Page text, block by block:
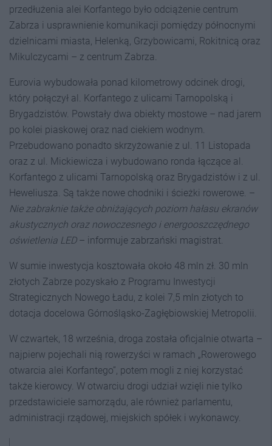
przedłużenia alei Korfantego było odciążenie centrum
Zabrza i usprawnienie komunikacji pomiędzy północnymi
dzielnicami miasta, Helenką, Grzybowicami, Rokitnicą oraz
Mikulczycami – z centrum Zabrza.
Eurovia wybudowała ponad kilometrowy odcinek drogi,
który połączył al. Korfantego z ulicami Tarnopolską i
Brygadzistów. Powstały dwa obiekty mostowe – nad jarem
po kolei piaskowej oraz nad ciekiem wodnym.
Przebudowano ponadto skrzyżowanie z ul. 11 Listopada
oraz z ul. Mickiewicza i wybudowano ronda łączące al.
Korfantego z ulicami Tarnopolską oraz Brygadzistów i z ul.
Heweliusza. Są także nowe chodniki i ścieżki rowerowe. –
Nie zabraknie także obniżających poziom hałasu ekranów
akustycznych oraz nowoczesnego i energooszczędnego
oświetlenia LED– informuje zabrzański magistrat.
W sumie inwestycja kosztowała około 48 mln zł. 30 mln
złotych Zabrze pozyskało z Programu Inwestycji
Strategicznych Nowego Ładu, z kolei 7,5 mln złotych to
dotacja docelowa Górnośląsko-Zagłębiowskiej Metropolii.
W czwartek, 18 września, droga została oficjalnie otwarta –
najpierw pojechali nią rowerzyści w ramach „Rowerowego
otwarcia alei Korfantego”, potem mogli z niej korzystać
także kierowcy. W otwarciu drogi udział wzięli nie tylko
przedstawiciele samorządu, ale również parlamentu,
administracji rządowej, miejskich spółek i wykonawcy.